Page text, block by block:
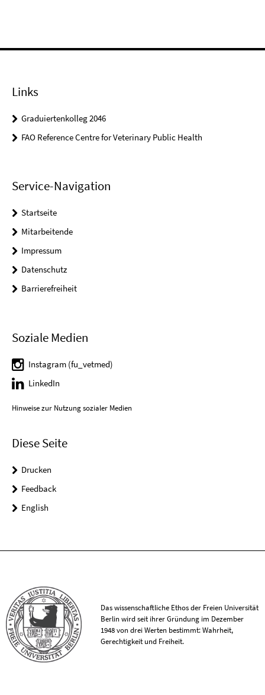
Links
Graduiertenkolleg 2046
FAO Reference Centre for Veterinary Public Health
Service-Navigation
Startseite
Mitarbeitende
Impressum
Datenschutz
Barrierefreiheit
Soziale Medien
Instagram (fu_vetmed)
LinkedIn
Hinweise zur Nutzung sozialer Medien
Diese Seite
Drucken
Feedback
English
Das wissenschaftliche Ethos der Freien Universität
Berlin wird seit ihrer Gründung im Dezember
1948 von drei Werten bestimmt: Wahrheit,
Gerechtigkeit und Freiheit.